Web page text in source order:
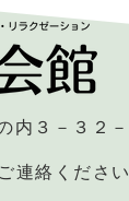
内３－３２
連絡ください